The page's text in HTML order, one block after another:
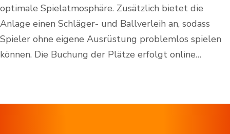
optimale Spielatmosphäre. Zusätzlich bietet die
Anlage einen Schläger- und Ballverleih an, sodass
Spieler ohne eigene Ausrüstung problemlos spielen
können. Die Buchung der Plätze erfolgt online…